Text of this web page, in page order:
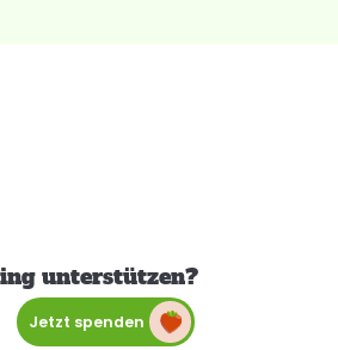
unterstützen?
Jetzt spenden